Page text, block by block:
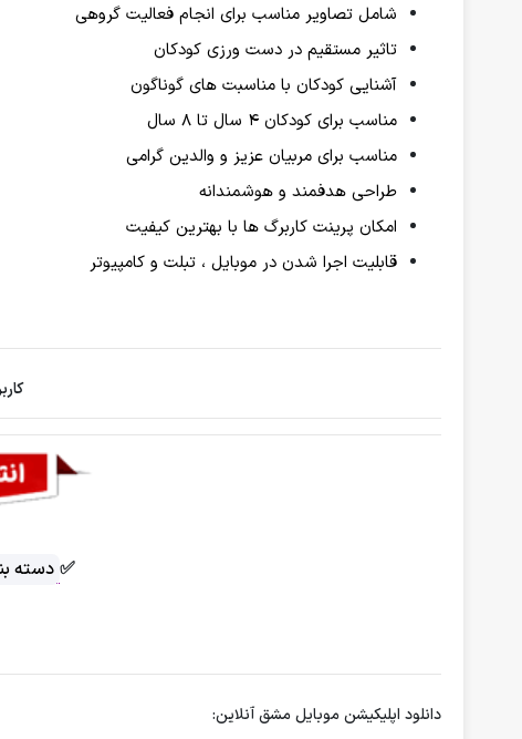
شامل تصاویر مناسب برای انجام فعالیت گروهی
تاثیر مستقیم در دست ورزی کودکان
آشنایی کودکان با مناسبت های گوناگون
مناسب برای کودکان ۴ سال تا ۸ سال
مناسب برای مربیان عزیز و والدین گرامی
طراحی هدفمند و هوشمندانه
امکان پرینت کاربرگ ها با بهترین کیفیت
قابلیت اجرا شدن در موبایل ، تبلت و کامپیوتر
✅ دسته
دانلود اپلیکیشن موبایل مشق آنلاین: